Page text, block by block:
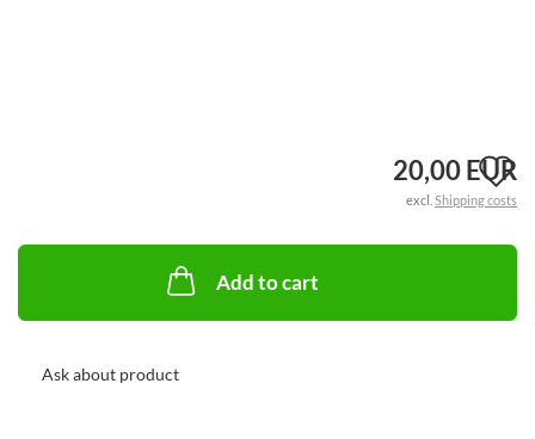
20,00 EUR
excl. Shipping costs
Add to cart
Ask about product